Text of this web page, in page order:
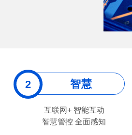
智慧
互联网+ 智能互动
智慧管控 全面感知